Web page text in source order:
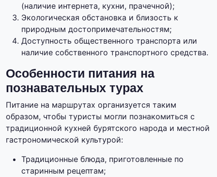
(наличие интернета, кухни, прачечной);
Экологическая обстановка и близость к
природным достопримечательностям;
Доступность общественного транспорта или
наличие собственного транспортного средства.
Особенности питания на
познавательных турах
Питание на маршрутах организуется таким
образом, чтобы туристы могли познакомиться с
традиционной кухней бурятского народа и местной
гастрономической культурой:
Традиционные блюда, приготовленные по
старинным рецептам;